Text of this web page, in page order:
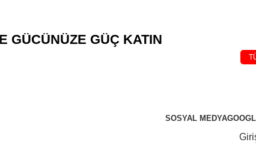
GÜCÜNÜZE GÜÇ KATIN
SOSYAL MEDYA